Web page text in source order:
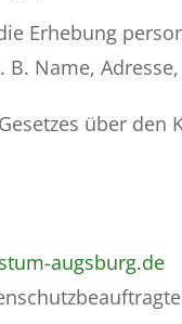
Erhebung
Name,
über den
augsburg.de